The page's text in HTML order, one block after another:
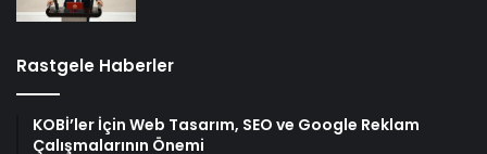
Rastgele Haberler
KOBİ’ler İçin Web Tasarım, SEO ve Google Reklam
Çalışmalarının Önemi